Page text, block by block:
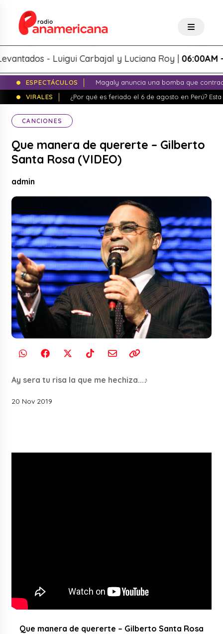
- Luigui Carbajal y Luciana Roy |06:00AM -
ESPECTÁCULOS
Magaly anuncia una bomba que
VIRALES
¿Por qué es feriado el 6 de agosto en Perú?
CANCIONES
Que manera de quererte – Gilberto
Santa Rosa (VIDEO)
admin
Ay sera tu risa la que me hechiza...♪
20 Nov 2019
Que manera de quererte – Gilberto Santa Rosa